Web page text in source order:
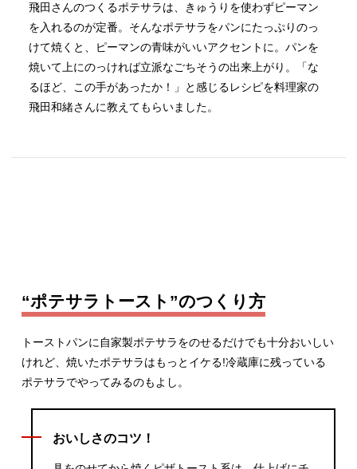
飛田さんのつくるポテサラは、きゅうりを使わずピーマン
を入れるのが定番。そんなポテサラをパンにたっぷりのっ
けて焼くと、ピーマンの青味がいいアクセントに。パンを
焼いて上にのっければ立派なごちそうの出来上がり。「な
るほど、この手があったか！」と感じるレシピを料理家の
飛田和緒さんに教えてもらいました。
“ポテサラトースト”のつくり方
トーストパンに自家製ポテサラをのせるだけでも十分おいしい
けれど、焼いたポテサラはもっとイケる!冷蔵庫に残っている
ポテサラでやってみるのもよし。
おいしさのコツ！